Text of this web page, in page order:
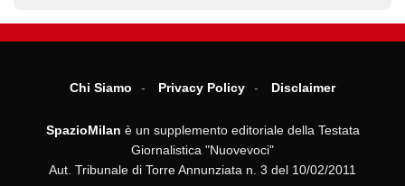
Chi Siamo Privacy Policy Disclaimer
SpazioMilan è un supplemento editoriale della Testata
Giornalistica "Nuovevoci"
Aut. Tribunale di Torre Annunziata n. 3 del 10/02/2011